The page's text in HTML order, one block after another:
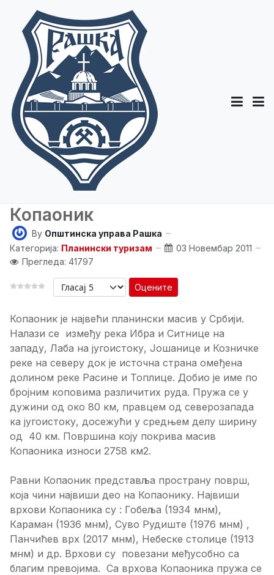
Копаоник
By Општинска управа Рашка
Категорија: Планински туризам
03 Новембар 2011
Прегледа: 41797
Оцените
Копаоник је највећи планински масив у Србији.
Налази се између река Ибра и Ситнице на
западу, Лаба на југоистоку, Јошанице и Козничке
реке на северу док је источна страна омеђена
долином реке Расине и Топлице. Добио је име по
бројним коповима различитих руда. Пружа се у
дужини од око 80 км, правцем од северозапада
ка југоистоку, досежући у средњем делу ширину
од 40 км. Површина коју покрива масив
Копаоника износи 2758 км2.
Равни Копаоник представља пространу површ,
која чини највиши део на Копаонику. Највиши
врхови Копаоника су : Гобеља (1934 мнм),
Караман (1936 мнм), Суво Рудиште (1976 мнм) ,
Панчићев врх (2017 мнм), Небеске столице (1913
мнм) и др. Врхови су повезани међусобно са
благим превојима. Са врхова Копаоника пружа се